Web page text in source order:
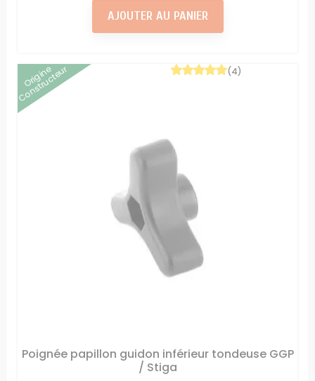
AJOUTER AU PANIER
Origine
Constructeur
Poignée papillon guidon inférieur tondeuse GGP
/ Stiga
(4)